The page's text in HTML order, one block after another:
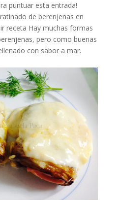
puntuar esta entrada!
de berenjenas en
receta Hay muchas formas
pero como buenas
con sabor a mar.